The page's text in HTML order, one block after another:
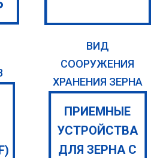
ВИД
СООРУЖЕНИЯ
ХРАНЕНИЯ ЗЕРНА
ПРИЕМНЫЕ
УСТРОЙСТВА
ДЛЯ ЗЕРНА С